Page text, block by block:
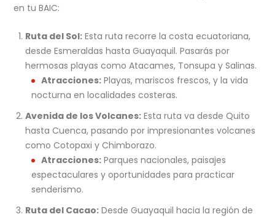
en tu BAIC:
Ruta del Sol:Esta ruta recorre la costa ecuatoriana,
desde Esmeraldas hasta Guayaquil. Pasarás por
hermosas playas como Atacames, Tonsupa y Salinas.
Atracciones:Playas, mariscos frescos, y la vida
nocturna en localidades costeras.
Avenida de los Volcanes:Esta ruta va desde Quito
hasta Cuenca, pasando por impresionantes volcanes
como Cotopaxi y Chimborazo.
Atracciones:Parques nacionales, paisajes
espectaculares y oportunidades para practicar
senderismo.
Ruta del Cacao:Desde Guayaquil hacia la región de